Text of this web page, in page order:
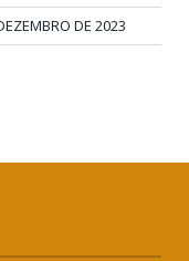
DE 2023